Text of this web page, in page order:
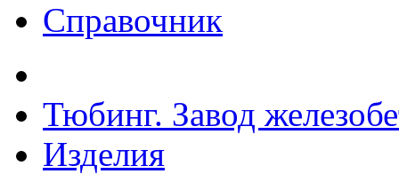
Справочник
Тюбинг. Завод
Изделия